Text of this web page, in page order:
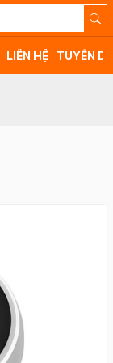
LIÊN HỆ TUYỂN